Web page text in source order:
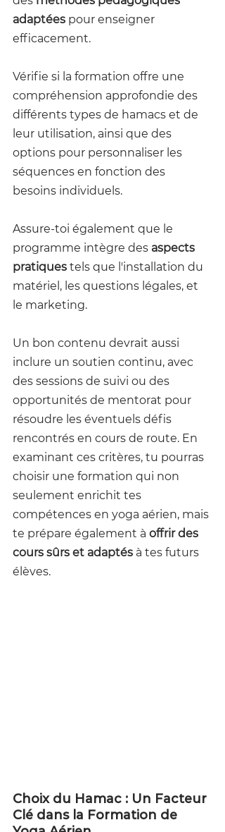
adaptées pour enseigner
efficacement.
Vérifie si la formation offre une
compréhension approfondie des
différents types de hamacs et de
leur utilisation, ainsi que des
options pour personnaliser les
séquences en fonction des
besoins individuels.
Assure-toi également que le
programme intègre des aspects
pratiques tels que l'installation du
matériel, les questions légales, et
le marketing.
Un bon contenu devrait aussi
inclure un soutien continu, avec
des sessions de suivi ou des
opportunités de mentorat pour
résoudre les éventuels défis
rencontrés en cours de route. En
examinant ces critères, tu pourras
choisir une formation qui non
seulement enrichit tes
compétences en yoga aérien, mais
te prépare également à offrir des
cours sûrs et adaptés à tes futurs
élèves.
Choix du Hamac : Un Facteur
Clé dans la Formation de